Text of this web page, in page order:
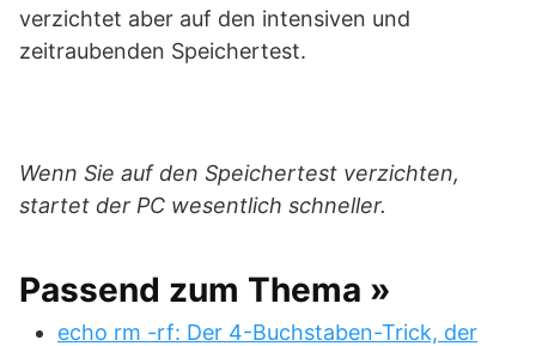
verzichtet aber auf den intensiven und
zeitraubenden Speichertest.
Wenn Sie auf den Speichertest verzichten,
startet der PC wesentlich schneller.
Passend zum Thema »
echo rm -rf: Der 4-Buchstaben-Trick, der